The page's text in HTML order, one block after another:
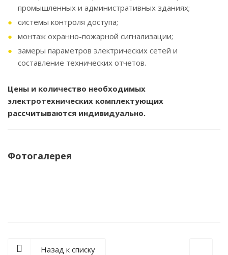
промышленных и административных зданиях;
системы контроля доступа;
монтаж охранно-пожарной сигнализации;
замеры параметров электрических сетей и
составление технических отчетов.
Цены и количество необходимых
электротехнических комплектующих
рассчитываются индивидуально.
Фотогалерея
Назад к списку